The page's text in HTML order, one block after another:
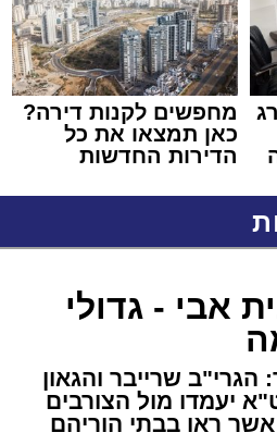
מחפשים לקנות דירה?
כאן תמצאו את כל
הדירות החדשות
אבי - גדולי
שרייבר והגאון
יעמדו מול הצורבים
ראו בבתי הוריהם